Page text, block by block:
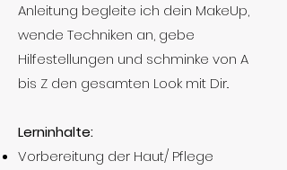
Anleitung begleite ich dein MakeUp,
wende Techniken an, gebe
Hilfestellungen und schminke von A
bis Z den gesamten Look mit Dir..
Lerninhalte:
Vorbereitung der Haut/ Pflege